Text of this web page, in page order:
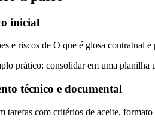
inicial
e riscos de O que é glosa contratual
prático: consolidar em uma planilha
técnico e documental
tarefas com critérios de aceite,